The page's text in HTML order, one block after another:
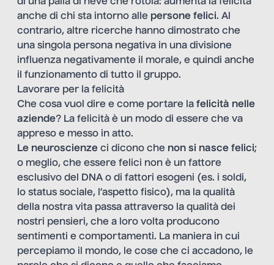
anche di chi sta intorno alle persone felici. Al
contrario, altre ricerche hanno dimostrato che
una singola persona negativa in una divisione
influenza negativamente il morale, e quindi anche
il funzionamento di tutto il gruppo.
Lavorare per la felicità
Che cosa vuol dire e come portare la felicità nelle
aziende? La felicità è un modo di essere che va
appreso e messo in atto.
Le neuroscienze ci dicono che non si nasce felici;
o meglio, che essere felici non è un fattore
esclusivo del DNA o di fattori esogeni (es. i soldi,
lo status sociale, l’aspetto fisico), ma la qualità
della nostra vita passa attraverso la qualità dei
nostri pensieri, che a loro volta producono
sentimenti e comportamenti. La maniera in cui
percepiamo il mondo, le cose che ci accadono, le